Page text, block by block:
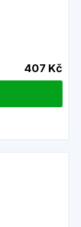
407 Kč